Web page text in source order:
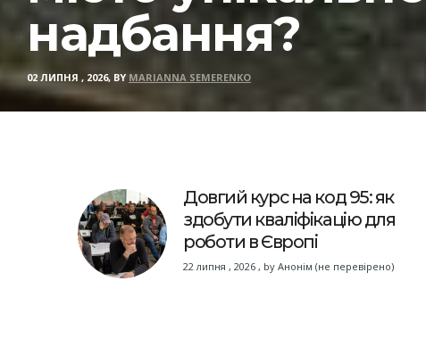
надбання?
02 ЛИПНЯ , 2026, BY MARIANNA SEMERENKO
Довгий курс на код 95: як
здобути кваліфікацію для
роботи в Європі
22 липня , 2026 , by Анонім (не перевірено)